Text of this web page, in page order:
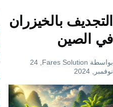
التجديف بالخيزران
في الصين
بواسطة Fares Solution
, 24
نوفمبر, 2024